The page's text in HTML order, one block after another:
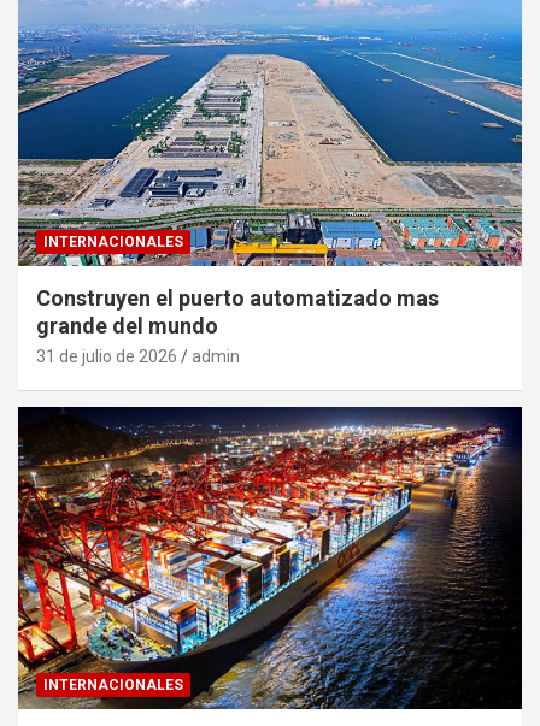
INTERNACIONALES
Construyen el puerto automatizado mas
grande del mundo
31 de julio de 2026 admin
INTERNACIONALES